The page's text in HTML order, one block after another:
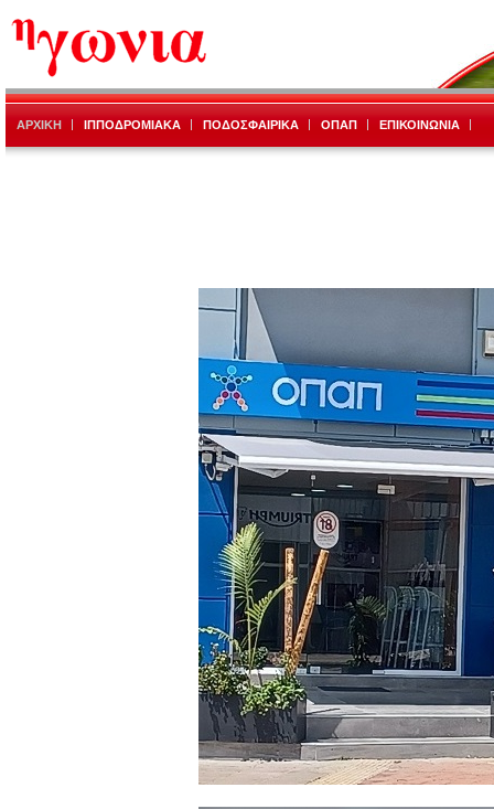
ΑΡΧΙΚΗ ΙΠΠΟΔΡΟΜΙΑΚΑ ΠΟΔΟΣΦΑΙΡΙΚΑ ΟΠΑΠ ΕΠΙΚΟΙΝΩΝΙΑ